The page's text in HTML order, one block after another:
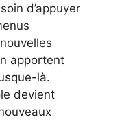
d’appuyer
apportent
là.
devient